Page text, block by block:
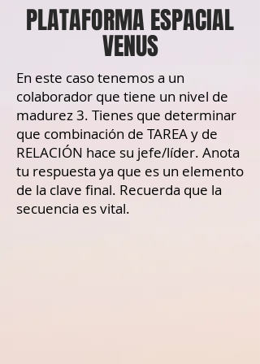
PLATAFORMA ESPACIAL
VENUS
En este caso tenemos a un
colaborador que tiene un nivel de
madurez 3. Tienes que determinar
que combinación de TAREA y de
RELACIÓN hace su jefe/líder. Anota
tu respuesta ya que es un elemento
de la clave final. Recuerda que la
secuencia es vital.